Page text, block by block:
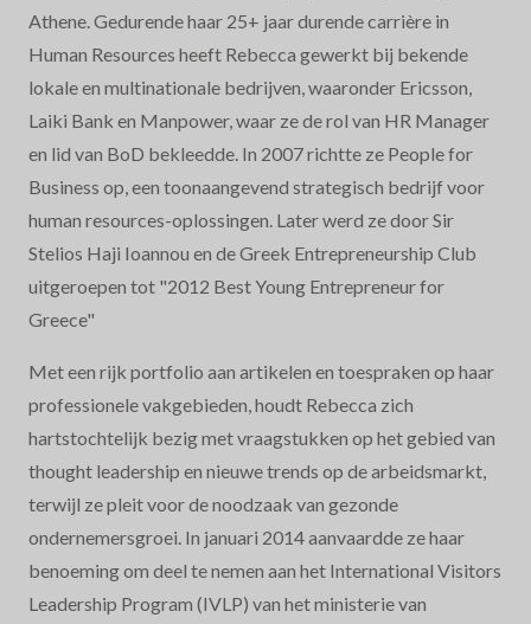
Athene. Gedurende haar 25+ jaar durende carrière in
Human Resources heeft Rebecca gewerkt bij bekende
lokale en multinationale bedrijven, waaronder Ericsson,
Laiki Bank en Manpower, waar ze de rol van HR Manager
en lid van BoD bekleedde. In 2007 richtte ze People for
Business op, een toonaangevend strategisch bedrijf voor
human resources-oplossingen. Later werd ze door Sir
Stelios Haji Ioannou en de Greek Entrepreneurship Club
uitgeroepen tot "2012 Best Young Entrepreneur for
Greece"
Met een rijk portfolio aan artikelen en toespraken op haar
professionele vakgebieden, houdt Rebecca zich
hartstochtelijk bezig met vraagstukken op het gebied van
thought leadership en nieuwe trends op de arbeidsmarkt,
terwijl ze pleit voor de noodzaak van gezonde
ondernemersgroei. In januari 2014 aanvaardde ze haar
benoeming om deel te nemen aan het International Visitors
Leadership Program (IVLP) van het ministerie van